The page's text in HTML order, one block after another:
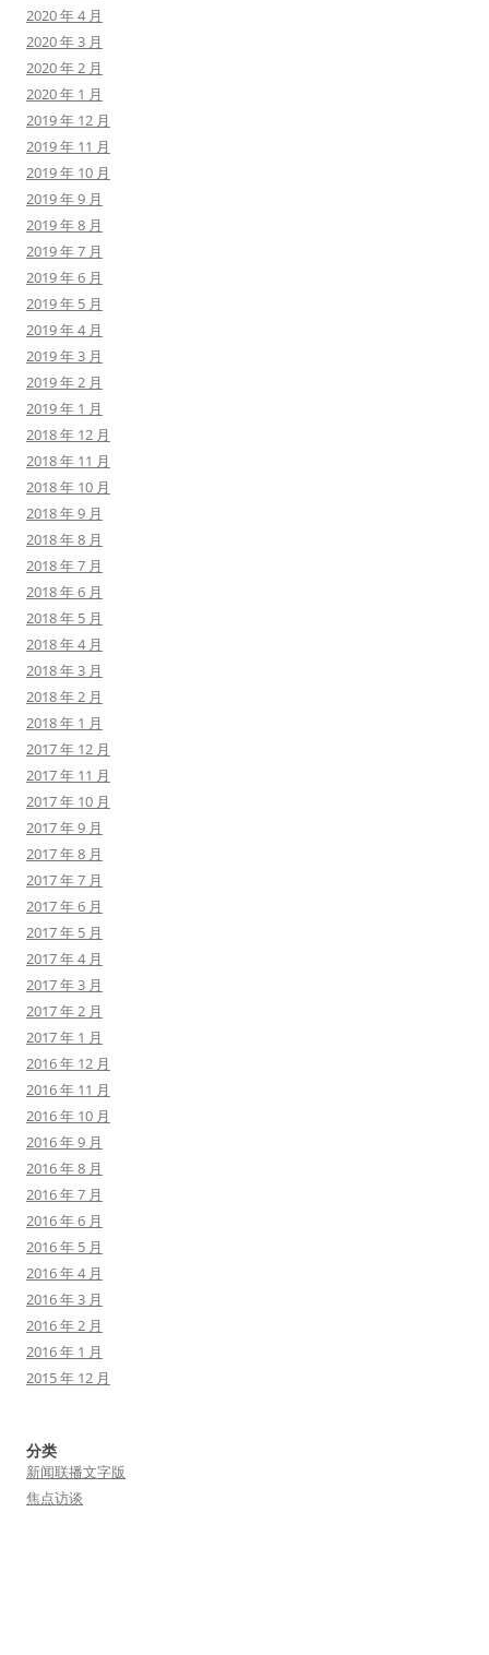
2020 年 4 月
2020 年 3 月
2020 年 2 月
2020 年 1 月
2019 年 12 月
2019 年 11 月
2019 年 10 月
2019 年 9 月
2019 年 8 月
2019 年 7 月
2019 年 6 月
2019 年 5 月
2019 年 4 月
2019 年 3 月
2019 年 2 月
2019 年 1 月
2018 年 12 月
2018 年 11 月
2018 年 10 月
2018 年 9 月
2018 年 8 月
2018 年 7 月
2018 年 6 月
2018 年 5 月
2018 年 4 月
2018 年 3 月
2018 年 2 月
2018 年 1 月
2017 年 12 月
2017 年 11 月
2017 年 10 月
2017 年 9 月
2017 年 8 月
2017 年 7 月
2017 年 6 月
2017 年 5 月
2017 年 4 月
2017 年 3 月
2017 年 2 月
2017 年 1 月
2016 年 12 月
2016 年 11 月
2016 年 10 月
2016 年 9 月
2016 年 8 月
2016 年 7 月
2016 年 6 月
2016 年 5 月
2016 年 4 月
2016 年 3 月
2016 年 2 月
2016 年 1 月
2015 年 12 月
分类
新闻联播文字版
焦点访谈